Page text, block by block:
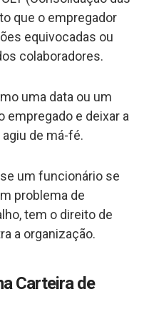
que o empregador
equivocadas ou
colaboradores.
uma data ou um
empregado e deixar a
de má-fé.
um funcionário se
problema de
tem o direito de
a organização.
Carteira de